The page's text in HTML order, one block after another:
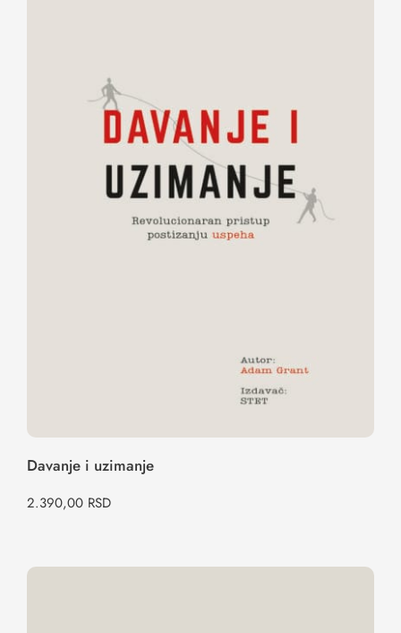
Davanje i uzimanje
Davanje i uzimanje
2.390,00 RSD